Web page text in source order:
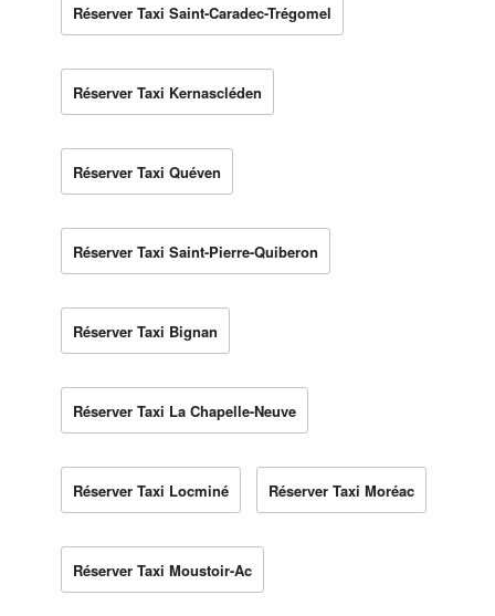
Réserver Taxi Saint-Caradec-Trégomel
Réserver Taxi Kernascléden
Réserver Taxi Quéven
Réserver Taxi Saint-Pierre-Quiberon
Réserver Taxi Bignan
Réserver Taxi La Chapelle-Neuve
Réserver Taxi Locminé Réserver Taxi Moréac
Réserver Taxi Moustoir-Ac